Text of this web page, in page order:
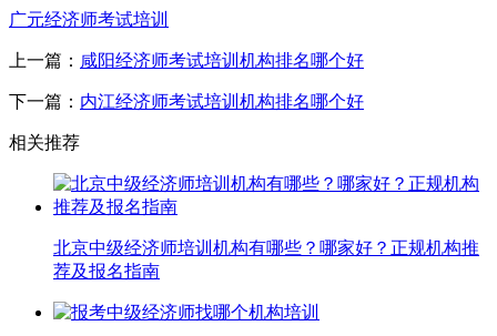
广元经济师考试培训
上一篇： 咸阳经济师考试培训机构排名哪个好
下一篇： 内江经济师考试培训机构排名哪个好
相关推荐
北京中级经济师培训机构有哪些？哪家好？正规机构推
荐及报名指南